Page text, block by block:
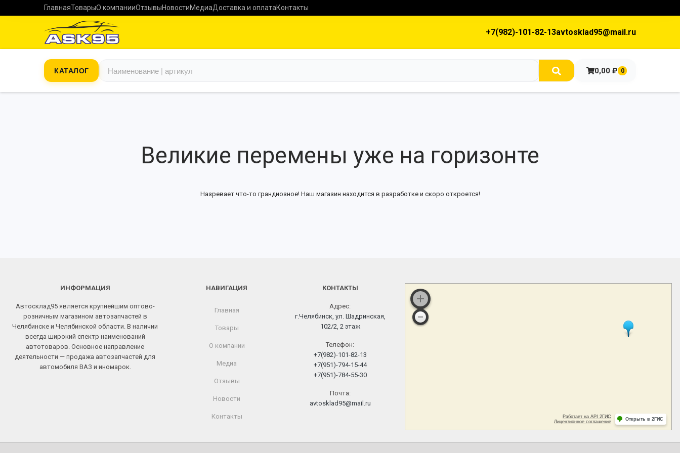
ГлавнаяТоварыО компанииОтзывыНовостиМедиаДоставка и оплатаКонтакты
+7(982)-101-82-13avtosklad95@mail.ru
КАТАЛОГ 0,00 ₽ 0
Великие перемены уже на горизонте
Назревает что-то грандиозное! Наш магазин находится в разработке и скоро откроется!
ИНФОРМАЦИЯ
Автосклад95 является крупнейшим оптово-
розничным магазином автозапчастей в
Челябинске и Челябинской области. В наличии
всегда широкий спектр наименований
автотоваров. Основное направление
деятельности — продажа автозапчастей для
автомобиля ВАЗ и иномарок.
НАВИГАЦИЯ
Главная
Товары
О компании
Медиа
Отзывы
Новости
Контакты
КОНТАКТЫ
Адрес:
г.Челябинск, ул. Шадринская,
102/2, 2 этаж
Телефон:
+7(982)-101-82-13
+7(951)-794-15-44
+7(951)-784-55-30
Почта:
avtosklad95@mail.ru